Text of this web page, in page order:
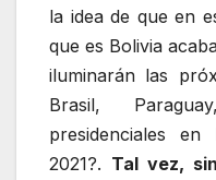
la idea de que en
que es Bolivia
iluminarán las
Brasil,
presidenciales
2021?. Tal vez,